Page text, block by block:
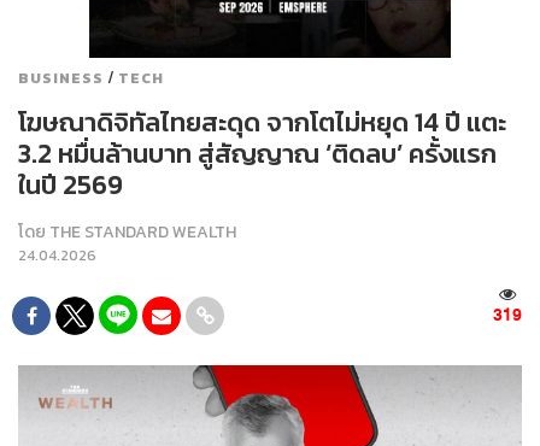
BUSINESS / TECH
โฆษณาดิจิทัลไทยสะดุด จากโตไม่หยุด 14 ปี แตะ
3.2 หมื่นล้านบาท สู่สัญญาณ ‘ติดลบ’ ครั้งแรก
ในปี 2569
โดย THE STANDARD WEALTH
24.04.2026
319